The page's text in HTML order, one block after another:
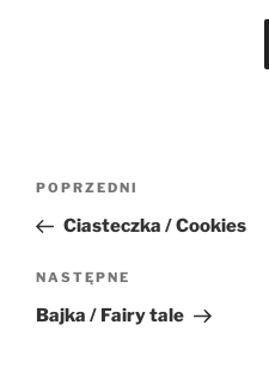
Nawigacja
Poprzedni
wpis
POPRZEDNI
Ciasteczka / Cookies
Następny
wpis
NASTĘPNE
Bajka / Fairy tale